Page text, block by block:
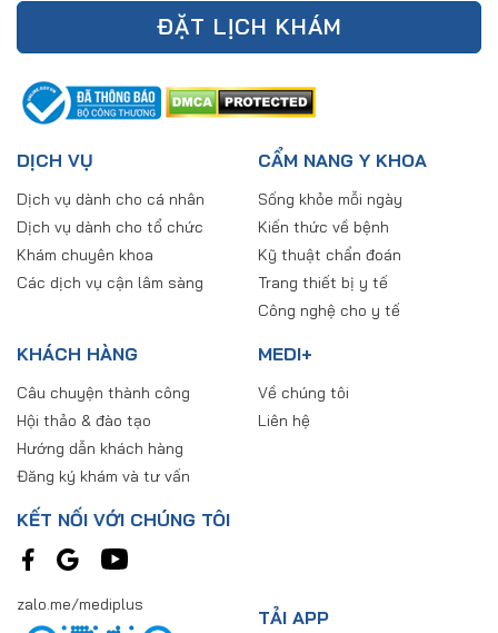
ĐẶT LỊCH KHÁM
DỊCH VỤ
Dịch vụ dành cho cá nhân
Dịch vụ dành cho tổ chức
Khám chuyên khoa
Các dịch vụ cận lâm sàng
CẨM NANG Y KHOA
Sống khỏe mỗi ngày
Kiến thức về bệnh
Kỹ thuật chẩn đoán
Trang thiết bị y tế
Công nghệ cho y tế
KHÁCH HÀNG
Câu chuyện thành công
Hội thảo & đào tạo
Hướng dẫn khách hàng
Đăng ký khám và tư vấn
MEDI+
Về chúng tôi
Liên hệ
KẾT NỐI VỚI CHÚNG TÔI
zalo.me/mediplus
TẢI APP